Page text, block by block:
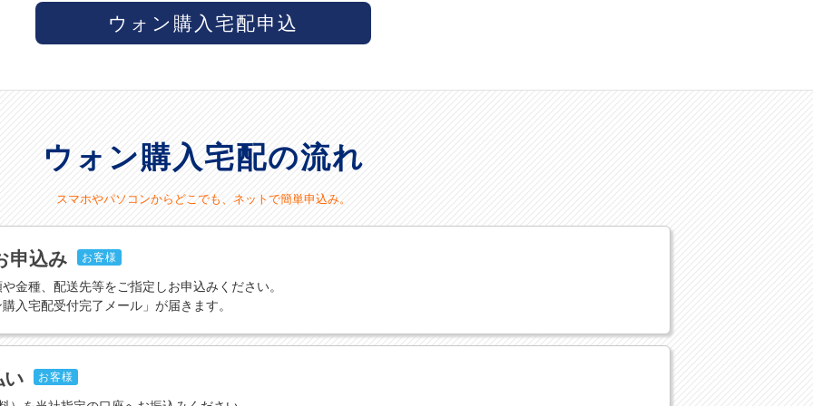
ウォン購入宅配申込
ウォン購入宅配の流れ
スマホやパソコンからどこでも、ネットで簡単申込み。
申込み お客様
金種、配送先等をご指定しお申込みください。
入宅配受付完了メール」が届きます。
い お客様